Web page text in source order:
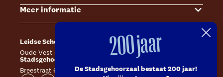
Zalenoverzicht
Contact Sales & Events
Offerte aanvragen
Kaartverkoop
Bereikbaarheid
Toegankelijkheid
Huisregels en algemene voorwaarden
Meer informatie
Steun ons
Technische informatie
Leidse Schouwburg
Oude Vest 43, 2312 XS Leiden
Stadsgehoorzaal Leiden
Breestraat 60, 2311 CS Leiden
Café Caat
Catharinahof, 2311 CS Leiden
Website Instagram
200 jaar
De Stadsgehoorzaal bestaat 200 jaar!